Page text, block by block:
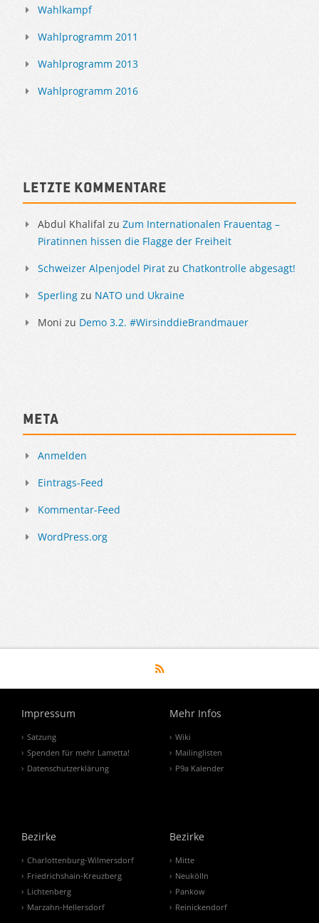
Wahlkampf
Wahlprogramm 2011
Wahlprogramm 2013
Wahlprogramm 2016
Letzte Kommentare
Abdul Khalifal zu Zum Internationalen Frauentag –
Piratinnen hissen die Flagge der Freiheit
Schweizer Alpenjodel Pirat zu Chatkontrolle abgesagt!
Sperling zu NATO und Ukraine
Moni zu Demo 3.2. #WirsinddieBrandmauer
Meta
Anmelden
Eintrags-Feed
Kommentar-Feed
WordPress.org
Impressum
Satzung
Spenden für mehr Lametta!
Datenschutzerklärung
Mehr Infos
Wiki
Mailinglisten
P9a Kalender
Bezirke
Charlottenburg-Wilmersdorf
Friedrichshain-Kreuzberg
Lichtenberg
Marzahn-Hellersdorf
Bezirke
Mitte
Neukölln
Pankow
Reinickendorf